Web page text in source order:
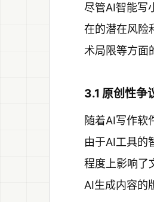
尽管AI智能写
在的潜在风险
术局限等方面
3.1 原创性争
随着AI写作软
由于AI工具的
程度上影响了
AI生成内容的